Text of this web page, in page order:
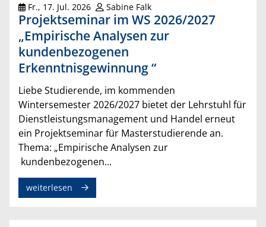
Fr., 17. Jul. 2026 Sabine Falk
Projektseminar im WS 2026/2027
„Empirische Analysen zur
kundenbezogenen
Erkenntnisgewinnung “
Liebe Studierende, im kommenden
Wintersemester 2026/2027 bietet der Lehrstuhl für
Dienstleistungsmanagement und Handel erneut
ein Projektseminar für Masterstudierende an.
Thema: „Empirische Analysen zur
kundenbezogenen...
weiterlesen